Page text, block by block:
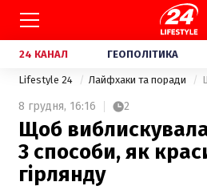
24 КАНАЛ ГЕОПОЛІТИКА
Lifestyle 24 Лайфхаки та поради
8 грудня, 16:16 2
Щоб
3 способи, як
гірлянду